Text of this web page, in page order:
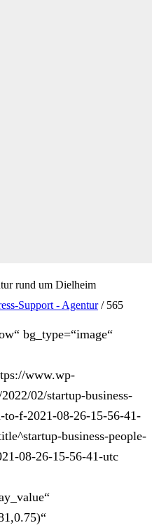
rund um Dielheim
Support - Agentur / 565
bg_type=“image“
www.wp-
02/startup-business-
to-f-2021-08-26-15-56-41-
business-people-
08-26-15-56-41-utc